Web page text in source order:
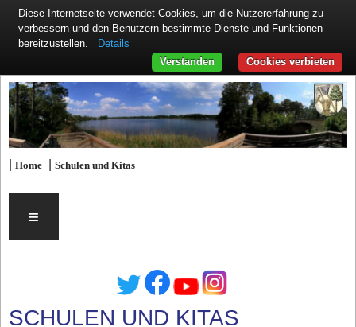
|Home |Schulen und Kitas
≡
SCHULEN UND KITAS
Diese Internetseite verwendet Cookies, um die Nutzererfahrung zu
verbessern und den Benutzern bestimmte Dienste und Funktionen
bereitzustellen.
Details
Cookies verbieten
Verstanden